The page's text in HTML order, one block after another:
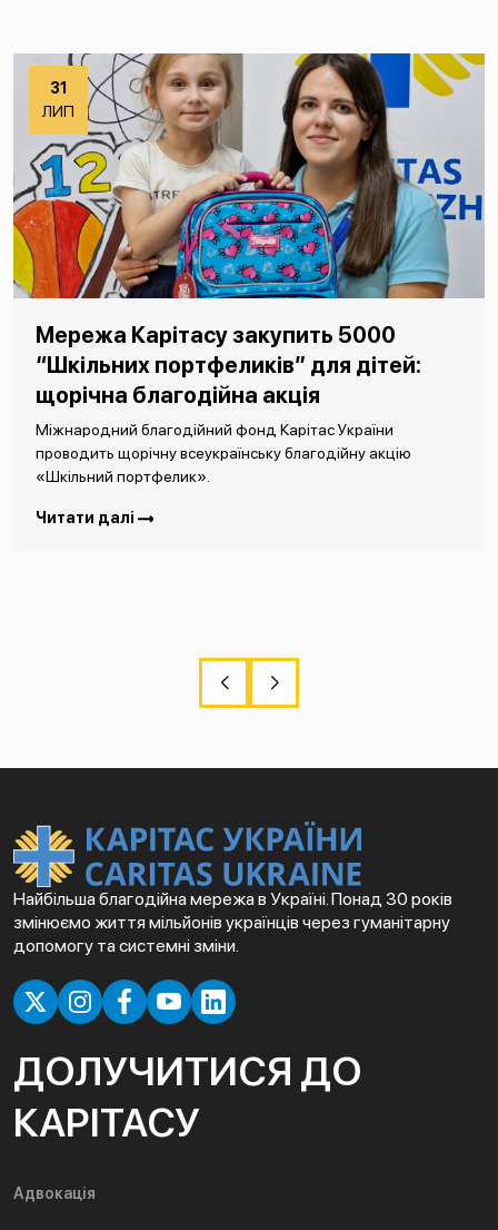
31
ЛИП
Мережа Карітасу закупить 5000
“Шкільних портфеликів” для дітей:
щорічна благодійна акція
Міжнародний благодійний фонд Карітас України
проводить щорічну всеукраїнську благодійну акцію
«Шкільний портфелик».
Читати далі
Найбільша благодійна мережа в Україні. Понад 30 років
змінюємо життя мільйонів українців через гуманітарну
допомогу та системні зміни.
ДОЛУЧИТИСЯ ДО
КАРІТАСУ
Адвокація